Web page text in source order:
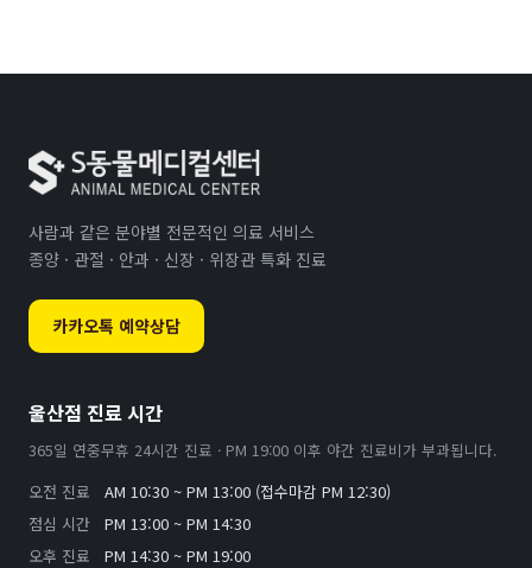
사람과 같은 분야별 전문적인 의료 서비스
종양 · 관절 · 안과 · 신장 · 위장관 특화 진료
카카오톡 예약상담
울산점 진료 시간
365일 연중무휴 24시간 진료 · PM 19:00 이후 야간 진료비가 부과됩니다.
오전 진료
AM 10:30 ~ PM 13:00 (접수마감 PM 12:30)
점심 시간
PM 13:00 ~ PM 14:30
오후 진료
PM 14:30 ~ PM 19:00